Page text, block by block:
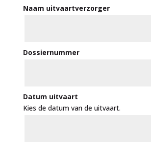
Naam uitvaartverzorger
Dossiernummer
Datum uitvaart
Kies de datum van de uitvaart.